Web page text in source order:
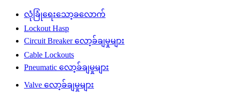
လုံခြုံရေးသော့ခလောက်
Lockout Hasp
Circuit Breaker လော့ခ်ချမှုများ
Cable Lockouts
Pneumatic လော့ခ်ချမှုများ
Valve လော့ခ်ချမှုများ